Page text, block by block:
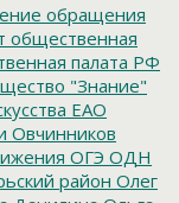
обращения
общественная
палата РФ
"Знание"
ЕАО
Овчинников
ОГЭ ОДН
район Олег